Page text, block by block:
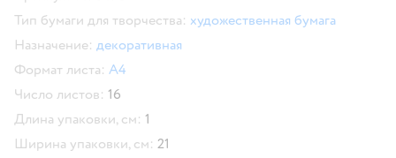
Тип бумаги для творчества: художественная бумага
Назначение: декоративная
Формат листа: А4
Число листов: 16
Длина упаковки, см: 1
Ширина упаковки, см: 21